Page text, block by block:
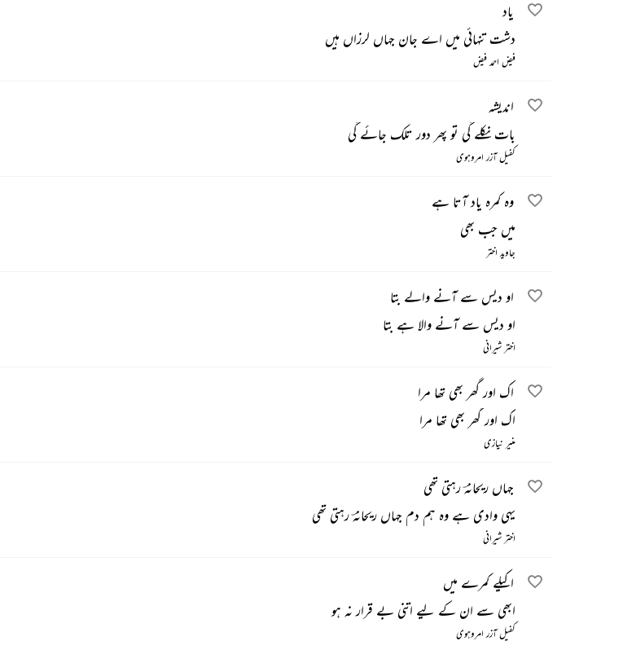
یاد
دشت تنہائی میں اے جان جہاں لرزاں ہیں
فیض احمد فیض
اندیشہ
بات نکلے گی تو پھر دور تلک جائے گی
کفیل آزر امروہوی
وہ کمرہ یاد آتا ہے
میں جب بھی
جاوید اختر
او دیس سے آنے والے بتا
او دیس سے آنے والا ہے بتا
اختر شیرانی
اک اور گھر بھی تھا مرا
اک اور گھر بھی تھا مرا
منیر نیازی
جہاں ریحانہؔ رہتی تھی
یہی وادی ہے وہ ہم دم جہاں ریحانہؔ رہتی تھی
اختر شیرانی
اکیلے کمرے میں
ابھی سے ان کے لیے اتنی بے قرار نہ ہو
کفیل آزر امروہوی